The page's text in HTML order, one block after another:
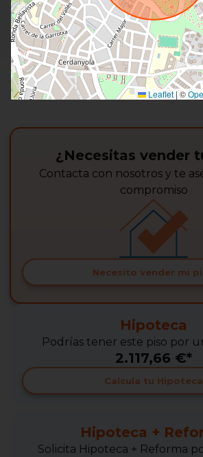
Leaflet | ©
¿Necesitas vender
Contacta con nosotros y te
compromiso
Necesito vender mi
Hipoteca
Podrías tener este piso por
2.117,66 €*
Calcula tu Hipoteca
Hipoteca +
Solicita Hipoteca + Reforma